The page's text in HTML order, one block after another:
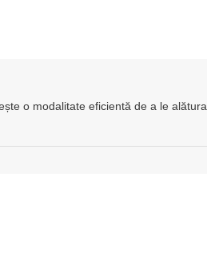
o modalitate eficientă de a le alătura,